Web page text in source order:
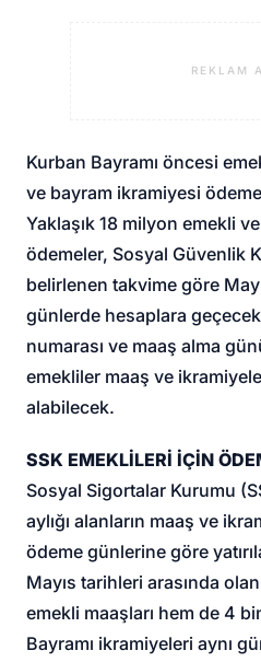
REKLAM
Kurban Bayramı öncesi
ve bayram ikramiyesi
Yaklaşık 18 milyon emekli
ödemeler, Sosyal Güvenlik
belirlenen takvime göre
günlerde hesaplara
numarası ve maaş alma
emekliler maaş ve
alabilecek.
SSK EMEKLİLERİ İÇİN
Sosyal Sigortalar Kurumu
aylığı alanların maaş ve
ödeme günlerine göre
Mayıs tarihleri arasında
emekli maaşları hem de 4
Bayramı ikramiyeleri aynı